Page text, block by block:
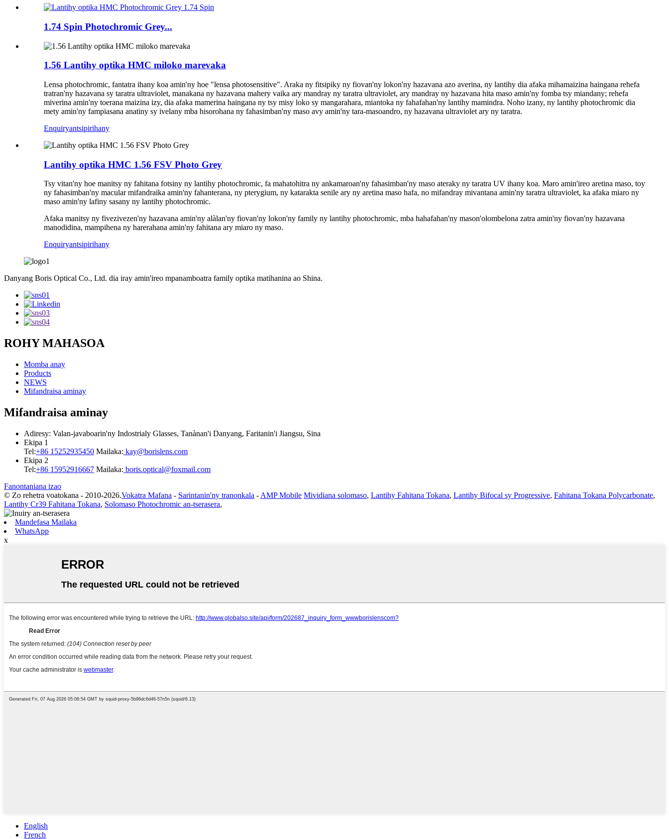
1.74 Spin Photochromic Grey...
1.56 Lantihy optika HMC miloko marevaka
Lensa photochromic, fantatra ihany koa amin'ny hoe "lensa photosensitive". Araka ny fitsipiky ny fiovan'ny lokon'ny hazavana azo averina, ny lantihy dia afaka mihamaizina haingana rehefa
tratran'ny hazavana sy taratra ultraviolet, manakana ny hazavana mahery vaika ary mandray ny taratra ultraviolet, ary mandray ny hazavana hita maso amin'ny fomba tsy miandany; rehefa
miverina amin'ny toerana maizina izy, dia afaka mamerina haingana ny tsy misy loko sy mangarahara, miantoka ny fahafahan'ny lantihy mamindra. Noho izany, ny lantihy photochromic dia
mety amin'ny fampiasana anatiny sy ivelany mba hisorohana ny fahasimban'ny maso avy amin'ny tara-masoandro, ny hazavana ultraviolet ary ny taratra.
Enquiryantsipirihany
Lantihy optika HMC 1.56 FSV Photo Grey
Tsy vitan'ny hoe manitsy ny fahitana fotsiny ny lantihy photochromic, fa mahatohitra ny ankamaroan'ny fahasimban'ny maso ateraky ny taratra UV ihany koa. Maro amin'ireo aretina maso, toy
ny fahasimban'ny macular mifandraika amin'ny fahanterana, ny pterygium, ny katarakta senile ary ny aretina maso hafa, no mifandray mivantana amin'ny taratra ultraviolet, ka afaka miaro ny
maso amin'ny lafiny sasany ny lantihy photochromic.
Afaka manitsy ny fivezivezen'ny hazavana amin'ny alàlan'ny fiovan'ny lokon'ny family ny lantihy photochromic, mba hahafahan'ny mason'olombelona zatra amin'ny fiovan'ny hazavana
manodidina, mampihena ny harerahana amin'ny fahitana ary miaro ny maso.
Enquiryantsipirihany
Danyang Boris Optical Co., Ltd. dia iray amin'ireo mpanamboatra family optika matihanina ao Shina.
ROHY MAHASOA
Momba anay
Products
NEWS
Mifandraisa aminay
Mifandraisa aminay
Adiresy: Valan-javaboarin'ny Indostrialy Glasses, Tanànan'i Danyang, Faritanin'i Jiangsu, Sina
Ekipa 1
Tel:+86 15252935450 Mailaka: kay@borislens.com
Ekipa 2
Tel:+86 15952916667 Mailaka: boris.optical@foxmail.com
Fanontaniana izao
© Zo rehetra voatokana - 2010-2026.Vokatra Mafana - Sarintanin'ny tranonkala - AMP Mobile Mividiana solomaso, Lantihy Fahitana Tokana, Lantihy Bifocal sy Progressive, Fahitana Tokana Polycarbonate,
Lantihy Cr39 Fahitana Tokana, Solomaso Photochromic an-tserasera,
Mandefasa Mailaka
WhatsApp
x
English
French